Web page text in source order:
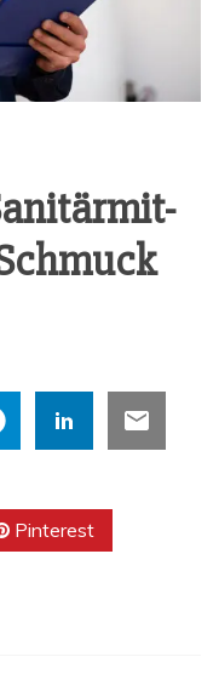
Pinterest